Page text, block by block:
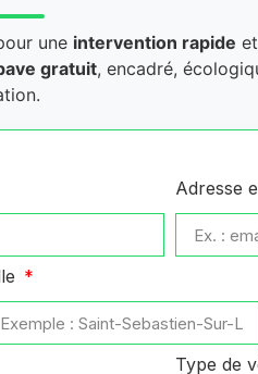
une intervention rapide
gratuit, encadré,
Adresse
Type de